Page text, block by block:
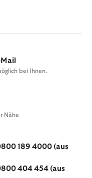
bei Ihnen.
Nähe
189 4000 (aus
404 454 (aus